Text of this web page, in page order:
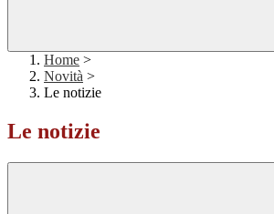
Home >
Novità >
Le notizie
Le notizie